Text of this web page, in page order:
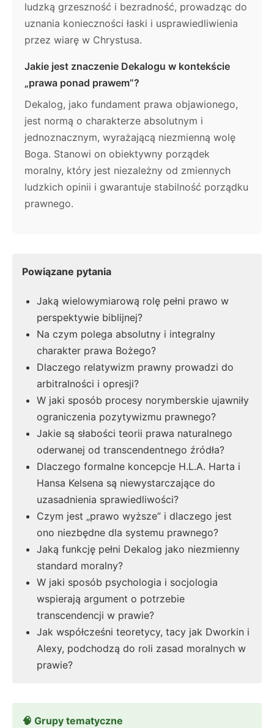
ludzką grzeszność i bezradność, prowadząc do
uznania konieczności łaski i usprawiedliwienia
przez wiarę w Chrystusa.
Jakie jest znaczenie Dekalogu w kontekście
„prawa ponad prawem”?
Dekalog, jako fundament prawa objawionego,
jest normą o charakterze absolutnym i
jednoznacznym, wyrażającą niezmienną wolę
Boga. Stanowi on obiektywny porządek
moralny, który jest niezależny od zmiennych
ludzkich opinii i gwarantuje stabilność porządku
prawnego.
Powiązane pytania
Jaką wielowymiarową rolę pełni prawo w
perspektywie biblijnej?
Na czym polega absolutny i integralny
charakter prawa Bożego?
Dlaczego relatywizm prawny prowadzi do
arbitralności i opresji?
W jaki sposób procesy norymberskie ujawniły
ograniczenia pozytywizmu prawnego?
Jakie są słabości teorii prawa naturalnego
oderwanej od transcendentnego źródła?
Dlaczego formalne koncepcje H.L.A. Harta i
Hansa Kelsena są niewystarczające do
uzasadnienia sprawiedliwości?
Czym jest „prawo wyższe” i dlaczego jest
ono niezbędne dla systemu prawnego?
Jaką funkcję pełni Dekalog jako niezmienny
standard moralny?
W jaki sposób psychologia i socjologia
wspierają argument o potrzebie
transcendencji w prawie?
Jak współcześni teoretycy, tacy jak Dworkin i
Alexy, podchodzą do roli zasad moralnych w
prawie?
🧠 Grupy tematyczne